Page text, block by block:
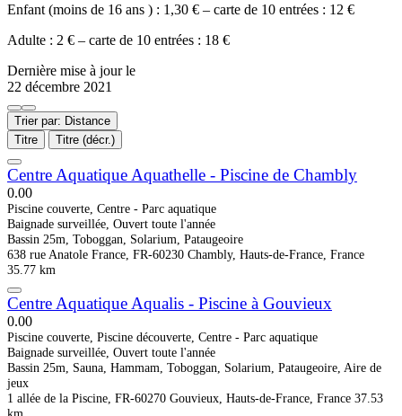
Enfant (moins de 16 ans ) : 1,30 € – carte de 10 entrées : 12 €
Adulte : 2 € – carte de 10 entrées : 18 €
Dernière mise à jour le
22 décembre 2021
Trier par: Distance
Titre
Titre (décr.)
Centre Aquatique Aquathelle - Piscine de Chambly
0.00
Piscine couverte, Centre - Parc aquatique
Baignade surveillée, Ouvert toute l'année
Bassin 25m, Toboggan, Solarium, Pataugeoire
638 rue Anatole France, FR-60230 Chambly, Hauts-de-France, France
35.77 km
Centre Aquatique Aqualis - Piscine à Gouvieux
0.00
Piscine couverte, Piscine découverte, Centre - Parc aquatique
Baignade surveillée, Ouvert toute l'année
Bassin 25m, Sauna, Hammam, Toboggan, Solarium, Pataugeoire, Aire de
jeux
1 allée de la Piscine, FR-60270 Gouvieux, Hauts-de-France, France 37.53